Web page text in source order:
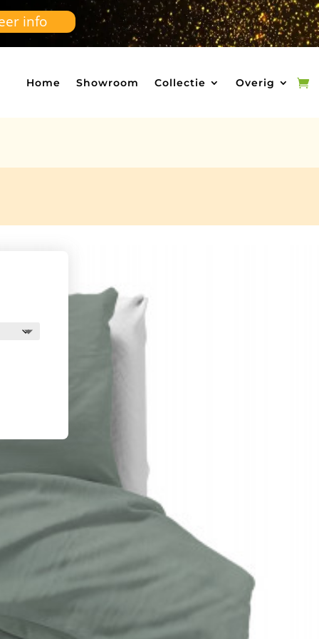
info
Home Showroom Collectie Overig